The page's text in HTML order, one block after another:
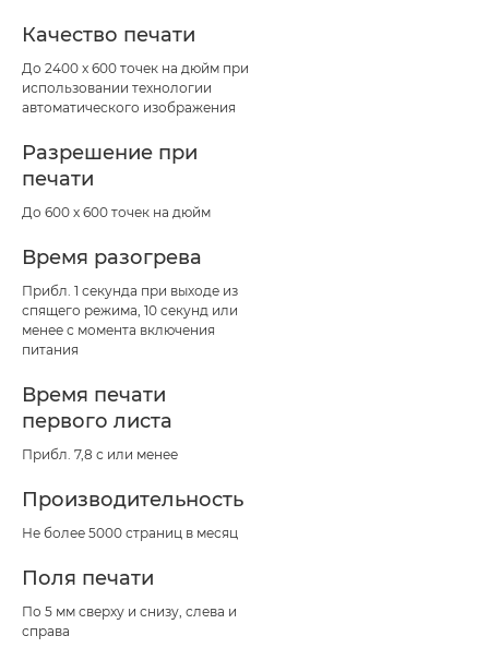
Качество печати
До 2400 x 600 точек на дюйм при
использовании технологии
автоматического изображения
Разрешение при
печати
До 600 х 600 точек на дюйм
Время разогрева
Прибл. 1 секунда при выходе из
спящего режима, 10 секунд или
менее с момента включения
питания
Время печати
первого листа
Прибл. 7,8 с или менее
Производительность
Не более 5000 страниц в месяц
Поля печати
По 5 мм сверху и снизу, слева и
справа